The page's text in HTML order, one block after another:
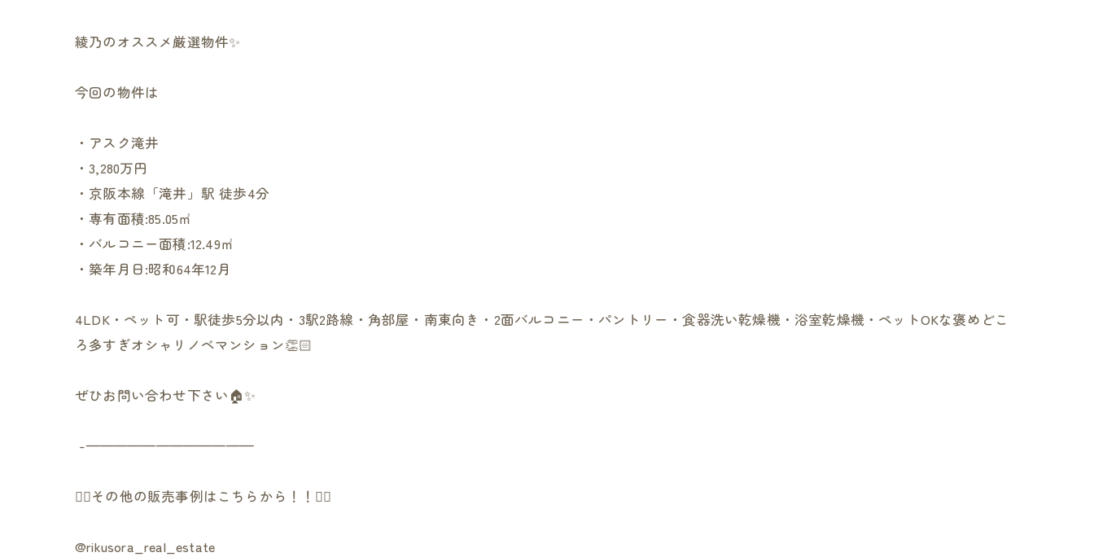
綾乃のオススメ厳選物件✨
今回の物件は
・アスク滝井
・3,280万円
・京阪本線「滝井」駅 徒歩4分
・専有面積:85.05㎡
・バルコニー面積:12.49㎡
・築年月日:昭和64年12月
4LDK・ペット可・駅徒歩5分以内・3駅2路線・角部屋・南東向き・2面バルコニー・パントリー・食器洗い乾燥機・浴室乾燥機・ペットOKな褒めどこ
ろ多すぎオシャリノベマンション👏🏻
ぜひお問い合わせ下さい🏠✨
︎ -————————————
👇🏻その他の販売事例はこちらから！！👇🏻
@rikusora_real_estate